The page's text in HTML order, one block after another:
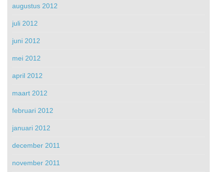
augustus 2012
juli 2012
juni 2012
mei 2012
april 2012
maart 2012
februari 2012
januari 2012
december 2011
november 2011